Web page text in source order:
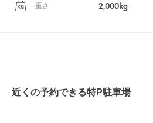
重さ 2,000kg
近くの予約できる特P駐車場